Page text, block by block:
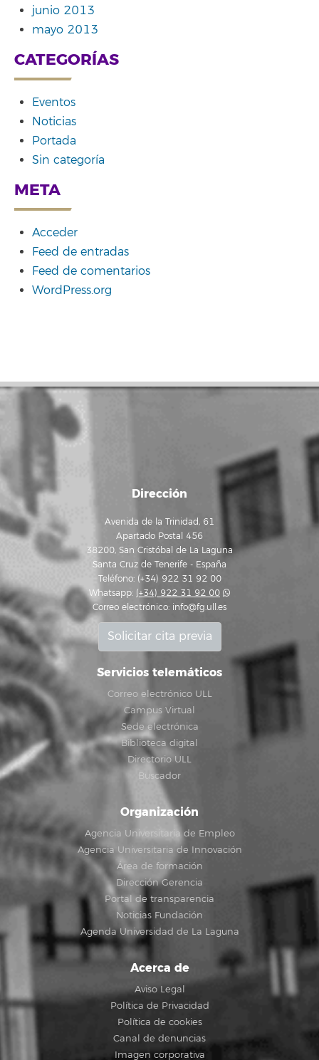
junio 2013
mayo 2013
CATEGORÍAS
Eventos
Noticias
Portada
Sin categoría
META
Acceder
Feed de entradas
Feed de comentarios
WordPress.org
Dirección
Avenida de la Trinidad, 61
Apartado Postal 456
38200, San Cristóbal de La Laguna
Santa Cruz de Tenerife - España
Teléfono: (+34) 922 31 92 00
Whatsapp: (+34) 922 31 92 00
Correo electrónico: info@fg.ull.es
Solicitar cita previa
Servicios telemáticos
Correo electrónico ULL
Campus Virtual
Sede electrónica
Biblioteca digital
Directorio ULL
Buscador
Organización
Agencia Universitaria de Empleo
Agencia Universitaria de Innovación
Área de formación
Dirección Gerencia
Portal de transparencia
Noticias Fundación
Agenda Universidad de La Laguna
Acerca de
Aviso Legal
Política de Privacidad
Política de cookies
Canal de denuncias
Imagen corporativa